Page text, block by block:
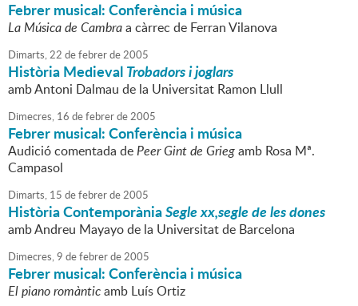
Febrer musical: Conferència i música
La Música de Cambraa càrrec de Ferran Vilanova
Dimarts,22 defebrerde2005
Història MedievalTrobadors i joglars
amb Antoni Dalmau de la Universitat Ramon Llull
Dimecres, 16 defebrerde2005
Febrer musical: Conferència i música
Audició comentada dePeer Gint de Griegamb Rosa Mª.
Campasol
Dimarts, 15 defebrerde2005
Història ContemporàniaSegle xx,segle de les dones
amb Andreu Mayayo de la Universitat de Barcelona
Dimecres,9 defebrerde2005
Febrer musical: Conferència i música
El piano romànticamb Luís Ortiz